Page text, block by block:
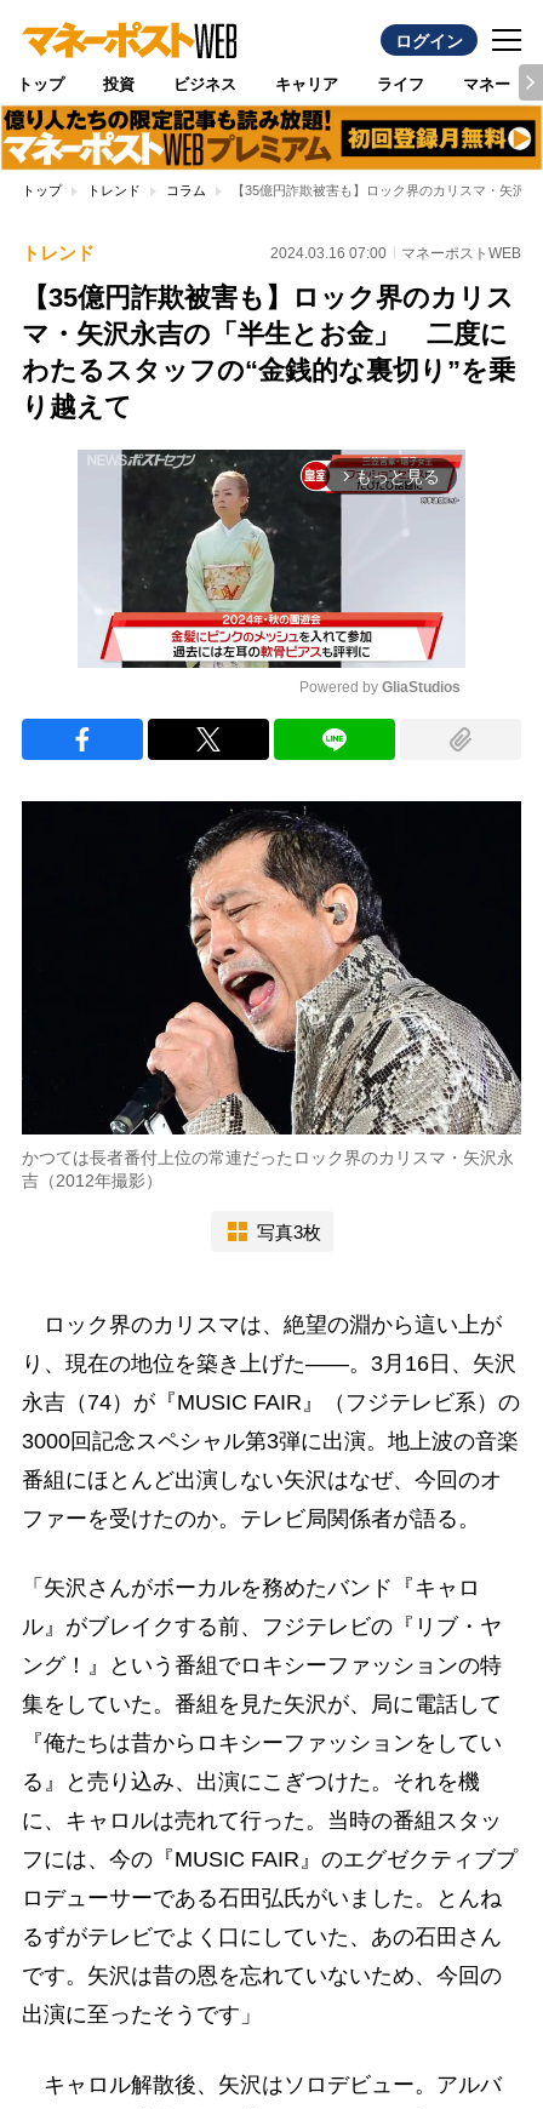
ログイン
トップ 投資 ビジネス キャリア ライフ マネー
トップ トレンド コラム 【35億円詐欺被害も】ロック界のカリスマ・矢沢
トレンド 2024.03.16 07:00 マネーポストWEB
【35億円詐欺被害も】ロック界のカリス
マ・矢沢永吉の「半生とお金」 二度に
わたるスタッフの“金銭的な裏切り”を乗
り越えて
arrow_forward_ios もっと見る
Powered by GliaStudios
かつては長者番付上位の常連だったロック界のカリスマ・矢沢永
吉（2012年撮影）
写真3枚
ロック界のカリスマは、絶望の淵から這い上が
り、現在の地位を築き上げた――。3月16日、矢沢
永吉（74）が『MUSIC FAIR』（フジテレビ系）の
3000回記念スペシャル第3弾に出演。地上波の音楽
番組にほとんど出演しない矢沢はなぜ、今回のオ
ファーを受けたのか。テレビ局関係者が語る。
「矢沢さんがボーカルを務めたバンド『キャロ
ル』がブレイクする前、フジテレビの『リブ・ヤ
ング！』という番組でロキシーファッションの特
集をしていた。番組を見た矢沢が、局に電話して
『俺たちは昔からロキシーファッションをしてい
る』と売り込み、出演にこぎつけた。それを機
に、キャロルは売れて行った。当時の番組スタッ
フには、今の『MUSIC FAIR』のエグゼクティブプ
ロデューサーである石田弘氏がいました。とんね
るずがテレビでよく口にしていた、あの石田さん
です。矢沢は昔の恩を忘れていないため、今回の
出演に至ったそうです」
キャロル解散後、矢沢はソロデビュー。アルバ